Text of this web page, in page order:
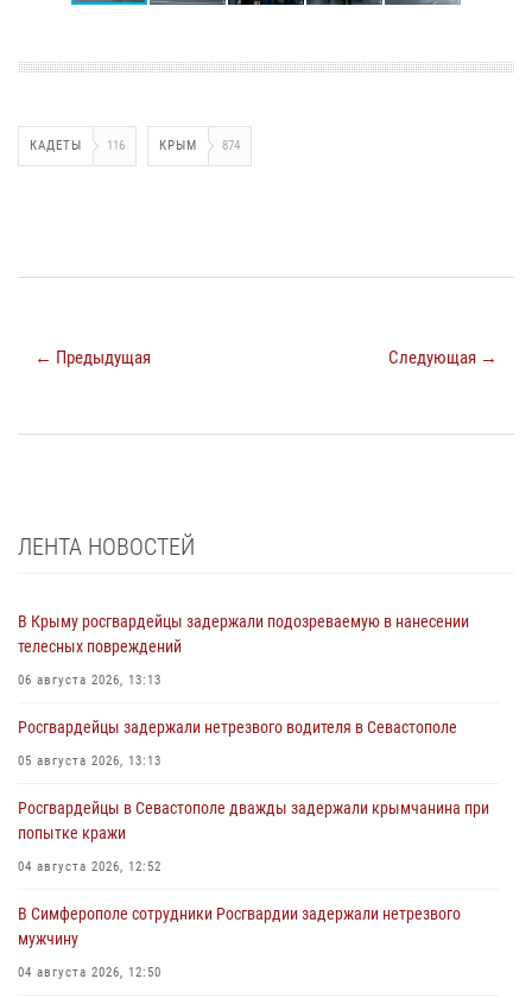
КАДЕТЫ 116 КРЫМ 874
← Предыдущая Следующая →
ЛЕНТА НОВОСТЕЙ
В Крыму росгвардейцы задержали подозреваемую в нанесении
телесных повреждений
06 августа 2026, 13:13
Росгвардейцы задержали нетрезвого водителя в Севастополе
05 августа 2026, 13:13
Росгвардейцы в Севастополе дважды задержали крымчанина при
попытке кражи
04 августа 2026, 12:52
В Симферополе сотрудники Росгвардии задержали нетрезвого
мужчину
04 августа 2026, 12:50